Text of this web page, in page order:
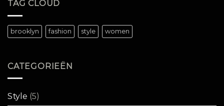
TAG CLOUD
brooklyn fashion style women
CATEGORIEËN
Style (5)